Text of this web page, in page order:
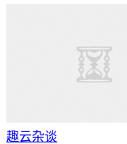
趣云杂谈